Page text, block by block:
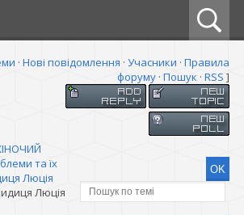
· Нові повідомлення · Учасники · Правила
форуму · Пошук · RSS ]
та їх
Люція
Люція